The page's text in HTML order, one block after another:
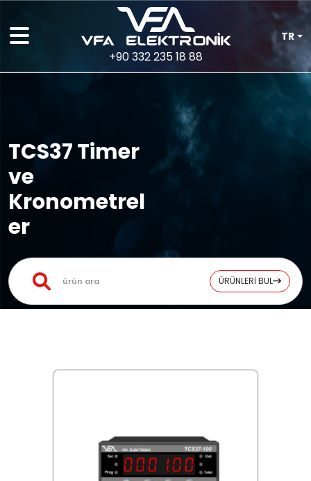
+90 332 235 18 88
TR
TCS37 Timer
ve
Kronometrel
er
ÜRÜNLERİ BUL